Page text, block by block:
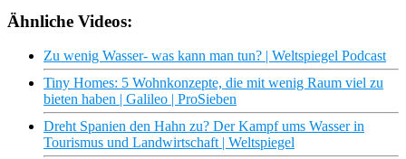
Ähnliche Videos:
Zu wenig Wasser- was kann man tun? | Weltspiegel Podcast
Tiny Homes: 5 Wohnkonzepte, die mit wenig Raum viel zu
bieten haben | Galileo | ProSieben
Dreht Spanien den Hahn zu? Der Kampf ums Wasser in
Tourismus und Landwirtschaft | Weltspiegel